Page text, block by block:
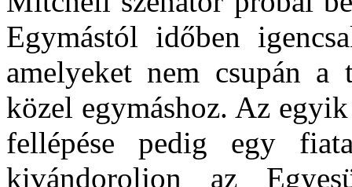
Egymástól időben
amelyeket nem csupán a
közel egymáshoz. Az
fellépése pedig egy
kivándoroljon az